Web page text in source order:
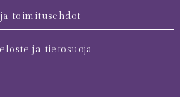
toimitusehdot
ja tietosuoja